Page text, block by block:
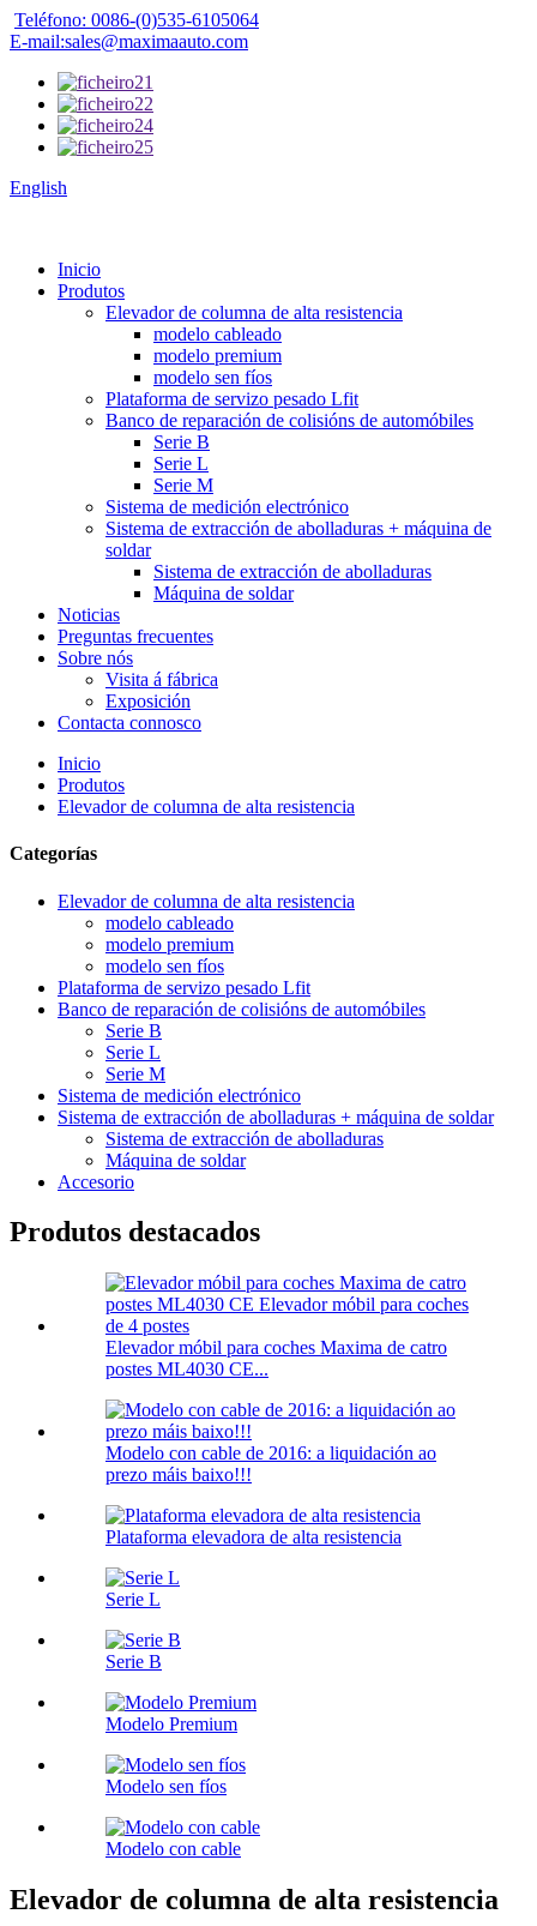
Teléfono: 0086-(0)535-6105064
E-mail:sales@maximaauto.com
English
Inicio
Produtos
Elevador de columna de alta resistencia
modelo cableado
modelo premium
modelo sen fíos
Plataforma de servizo pesado Lfit
Banco de reparación de colisións de automóbiles
Serie B
Serie L
Serie M
Sistema de medición electrónico
Sistema de extracción de abolladuras + máquina de
soldar
Sistema de extracción de abolladuras
Máquina de soldar
Noticias
Preguntas frecuentes
Sobre nós
Visita á fábrica
Exposición
Contacta connosco
Inicio
Produtos
Elevador de columna de alta resistencia
Categorías
Elevador de columna de alta resistencia
modelo cableado
modelo premium
modelo sen fíos
Plataforma de servizo pesado Lfit
Banco de reparación de colisións de automóbiles
Serie B
Serie L
Serie M
Sistema de medición electrónico
Sistema de extracción de abolladuras + máquina de soldar
Sistema de extracción de abolladuras
Máquina de soldar
Accesorio
Produtos destacados
Elevador móbil para coches Maxima de catro
postes ML4030 CE...
Modelo con cable de 2016: a liquidación ao
prezo máis baixo!!!
Plataforma elevadora de alta resistencia
Serie L
Serie B
Modelo Premium
Modelo sen fíos
Modelo con cable
Elevador de columna de alta resistencia